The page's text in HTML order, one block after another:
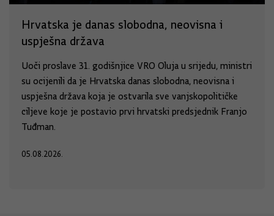
Hrvatska je danas slobodna, neovisna i
uspješna država
Uoči proslave 31. godišnjice VRO Oluja u srijedu, ministri
su ocijenili da je Hrvatska danas slobodna, neovisna i
uspješna država koja je ostvarila sve vanjskopolitičke
ciljeve koje je postavio prvi hrvatski predsjednik Franjo
Tuđman.
05.08.2026.